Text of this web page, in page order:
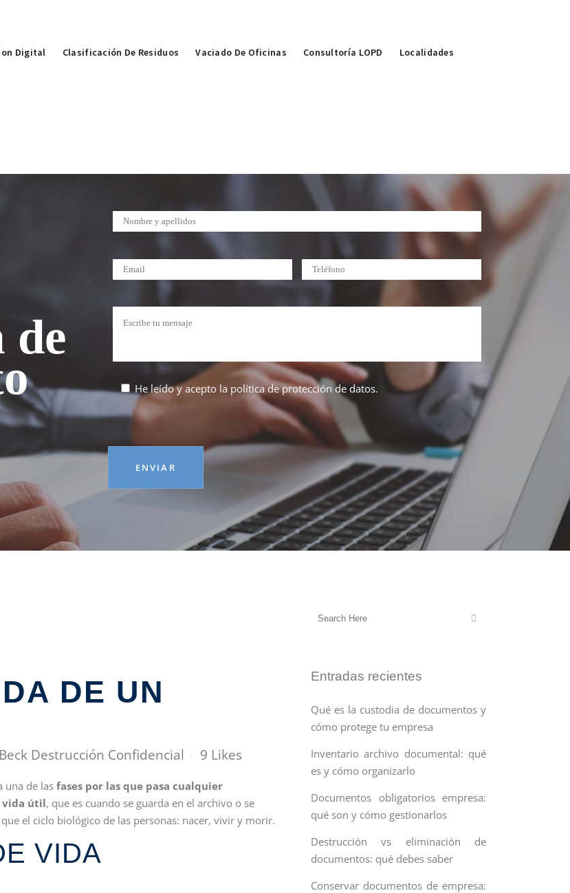
Digital Clasificación De Residuos Vaciado De Oficinas Consultoría LOPD Localidades
de
He leído y acepto la política de protección de datos.
DE UN
Beck Destrucción Confidencial 9 Likes
una de lasfases por las que pasa cualquier
vida útil, que es cuando se guarda en el archivo o se
el ciclo biológico de las personas: nacer, vivir y morir.
VIDA
Entradas recientes
Qué es la custodia de documentos y
cómo protege tu empresa
Inventario archivo documental: qué
es y cómo organizarlo
Documentos obligatorios empresa:
qué son y cómo gestionarlos
Destrucción vs eliminación de
documentos: qué debes saber
Conservar documentos de empresa: